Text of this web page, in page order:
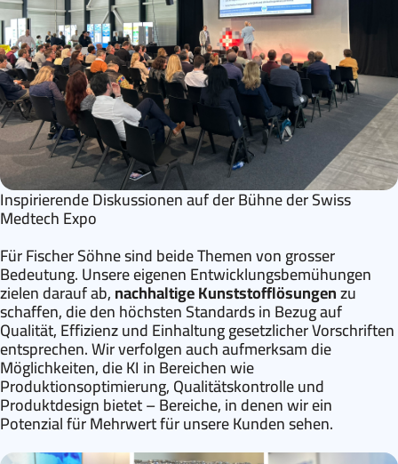
Inspirierende Diskussionen auf der Bühne der Swiss
Medtech Expo
Für Fischer Söhne sind beide Themen von grosser
Bedeutung. Unsere eigenen Entwicklungsbemühungen
zielen darauf ab,nachhaltige Kunststofflösungenzu
schaffen, die den höchsten Standards in Bezug auf
Qualität, Effizienz und Einhaltung gesetzlicher Vorschriften
entsprechen. Wir verfolgen auch aufmerksam die
Möglichkeiten, die KI in Bereichen wie
Produktionsoptimierung, Qualitätskontrolle und
Produktdesign bietet – Bereiche, in denen wir ein
Potenzial für Mehrwert für unsere Kunden sehen.